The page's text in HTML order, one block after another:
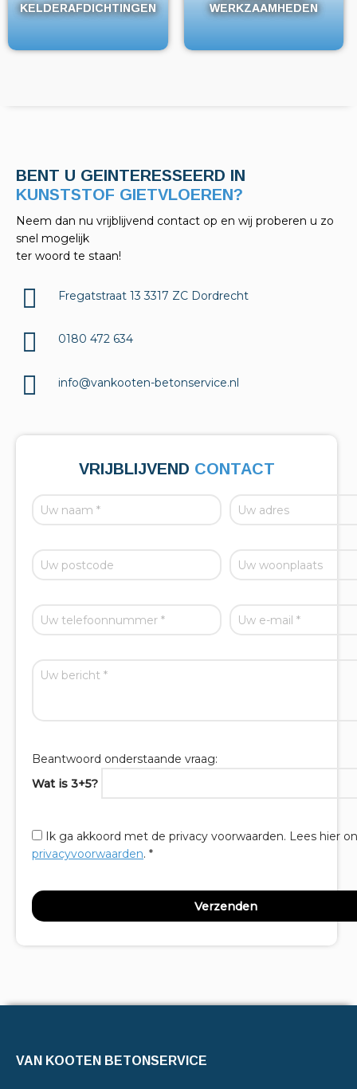
KELDERAFDICHTINGEN
KELDERAFDICHTINGEN
WERKZAAMHEDEN
WERKZAAMHEDEN
BENT U GEINTERESSEERD IN
KELDERAFDICHTINGEN?
Neem dan nu vrijblijvend contact op en wij proberen u zo
snel mogelijk
ter woord te staan!
Fregatstraat 13 3317 ZC Dordrecht
0180 472 634
info@vankooten-betonservice.nl
VRIJBLIJVEND CONTACT
Beantwoord onderstaande vraag:
Wat is 3+5?
Ik ga akkoord met de privacy voorwaarden. Lees hier
privacyvoorwaarden. *
VAN KOOTEN BETONSERVICE